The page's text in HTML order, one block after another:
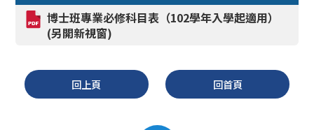
博士班專業必修科目表（102學年入學起適用）
(另開新視窗)
回上頁 回首頁